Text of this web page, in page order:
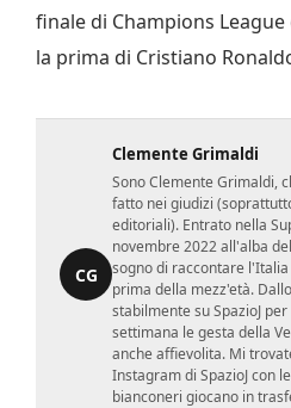
finale di Champions
la prima di Cristiano
CG
Clemente Grimaldi
Sono Clemente Grimaldi,
fatto nei giudizi
editoriali). Entrato nella
novembre 2022 all'alba
sogno di raccontare
prima della mezz'età.
stabilmente su SpazioJ
settimana le gesta della
anche affievolita. Mi
Instagram di SpazioJ con
bianconeri giocano in